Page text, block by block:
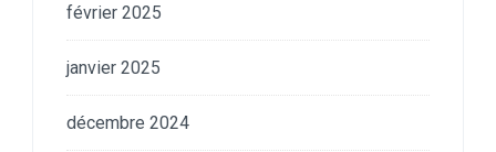
février 2025
janvier 2025
décembre 2024